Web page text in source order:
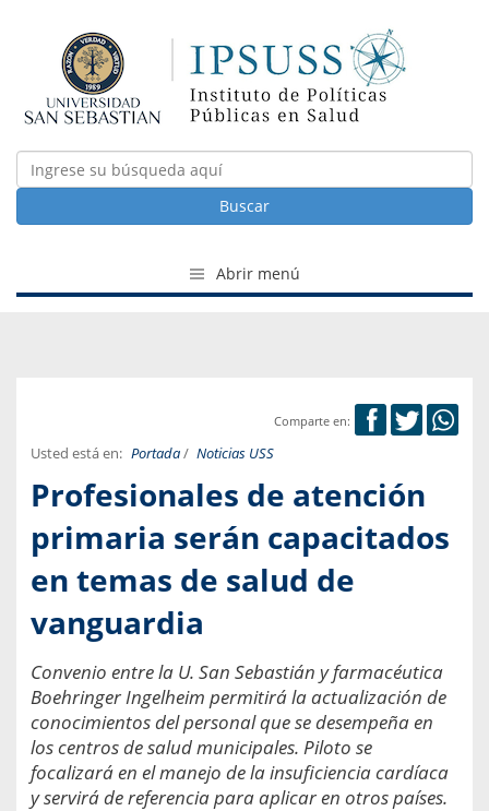
Buscar
Abrir menú
Comparte en:
Usted está en: Portada/ Noticias USS
Profesionales de atención
primaria serán capacitados
en temas de salud de
vanguardia
Convenio entre la U. San Sebastián y farmacéutica
Boehringer Ingelheim permitirá la actualización de
conocimientos del personal que se desempeña en
los centros de salud municipales. Piloto se
focalizará en el manejo de la insuficiencia cardíaca
y servirá de referencia para aplicar en otros países.